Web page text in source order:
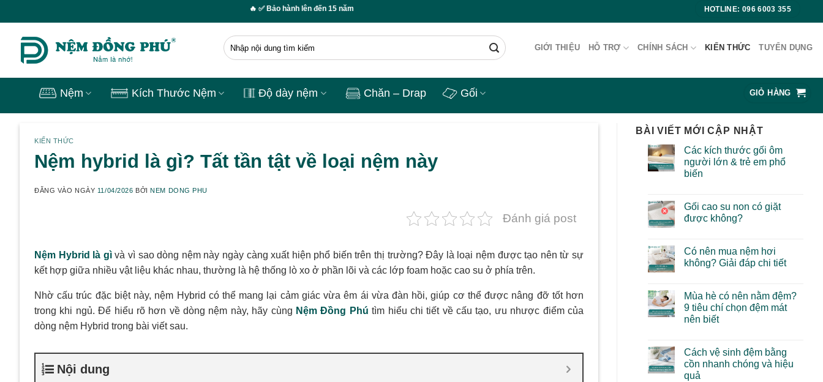
to
content
🔥 ✅ Bảo hành lên đến 15 năm ✅ Freeship toàn quốc ✅ Bộ quà tặng ngủ cao cấp ✅ Lỗi 1 đổi 1 🔥 HOTLINE: 096 6003 355
Tìm
kiếm:
GIỚI THIỆU HỖ TRỢ CHÍNH SÁCH KIẾN THỨC TUYỂN DỤNG
Nệm Kích Thước Nệm Độ dày nệm Chăn – Drap Gối GIỎ HÀNG
KIẾN THỨC
Nệm hybrid là gì? Tất tần tật về loại nệm này
ĐĂNG VÀO NGÀY 11/04/2026 BỞINEM DONG PHU
Đánh giá post
Nệm Hybrid là gìvà vì sao dòng nệm này ngày càng xuất hiện phổ biến trên thị trường? Đây là loại nệm được tạo nên từ sự
kết hợp giữa nhiều vật liệu khác nhau, thường là hệ thống lò xo ở phần lõi và các lớp foam hoặc cao su ở phía trên.
Nhờ cấu trúc đặc biệt này, nệm Hybrid có thể mang lại cảm giác vừa êm ái vừa đàn hồi, giúp cơ thể được nâng đỡ tốt hơn
trong khi ngủ. Để hiểu rõ hơn về dòng nệm này, hãy cùng Nệm Đồng Phú tìm hiểu chi tiết về cấu tạo, ưu nhược điểm của
dòng nệm Hybrid trong bài viết sau.
Nội dung
BÀI VIẾT MỚI CẬP NHẬT
Các kích thước gối ôm
người lớn & trẻ em phổ
biến
Gối cao su non có giặt
được không?
Có nên mua nệm hơi
không? Giải đáp chi tiết
Mùa hè có nên nằm đệm?
9 tiêu chí chọn đệm mát
nên biết
Cách vệ sinh đệm bằng
cồn nhanh chóng và hiệu
quả